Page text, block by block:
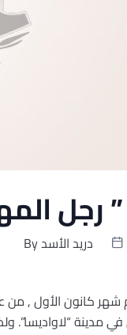
رجل
Byدريد الأسد
مدينة “لاواديسا”.